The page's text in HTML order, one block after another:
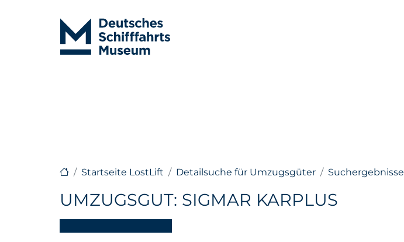
Startseite LostLift Detailsuche für Umzugsgüter Suchergebnisse
UMZUGSGUT: SIGMAR KARPLUS